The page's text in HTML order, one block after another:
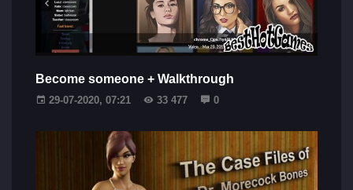
Become someone + Walkthrough
29-07-2020, 07:21 33 477 0